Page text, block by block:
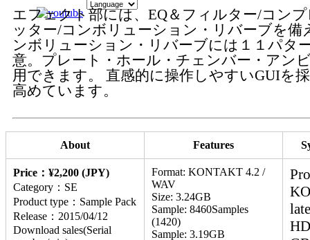
エフェクト部には、EQ＆フィルター/コン
ッター/コンボリューション・リバーブを備
ンボリューション・リバーブには１１パタ
意。プレート・ホール・チェンバー・アン
用できます。 直感的に操作しやすいGUIを
高めています。
About Features
Price：¥2,200 (JPY)
Category：SE
Product type：Sample Pack
Release：2015/04/12
Download sales(Serial
Format: KONTAKT 4.2 /
WAV
Size: 3.24GB
Sample: 8460Samples
(1420)
Sample: 3.19GB